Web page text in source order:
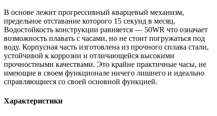
В основе лежит прогрессивный кварцевый механизм,
предельное отставание которого 15 секунд в месяц.
Водостойкость конструкции равняется — 50WR что означает
возможность плавать с часами, но не стоит погружаться под
воду. Корпусная часть изготовлена из прочного сплава стали,
устойчивой к коррозии и отличающейся высокими
прочностными качествами. Это крайне практичные часы, не
имеющие в своем функционале ничего лишнего и идеально
справляющиеся со своей основной функцией.
Характеристики